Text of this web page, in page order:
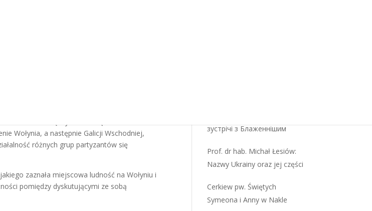
aktu odrodzenia państwa ukraińskiego,
z interesami Trzeciej Rzeszy.
zgodzili się na utworzenie niepodległego
nacjonalistycznego ruchu
członków tego ruchu zostało
do działalności w podziemiu i nie mając
walki z okupantem o wolną Ukrainę.
i antagonizmy między Polakami i
walkę wyzwoleńczą obu narodów.
Wołynia, a następnie Galicji Wschodniej,
różnych grup partyzantów się
zaznała miejscowa ludność na Wołyniu i
pomiędzy dyskutującymi ze sobą
зустрічі з Блаженнішим
Prof. dr hab. Michał Łesiów:
Nazwy Ukrainy oraz jej części
Cerkiew pw. Świętych
Symeona i Anny w Nakle